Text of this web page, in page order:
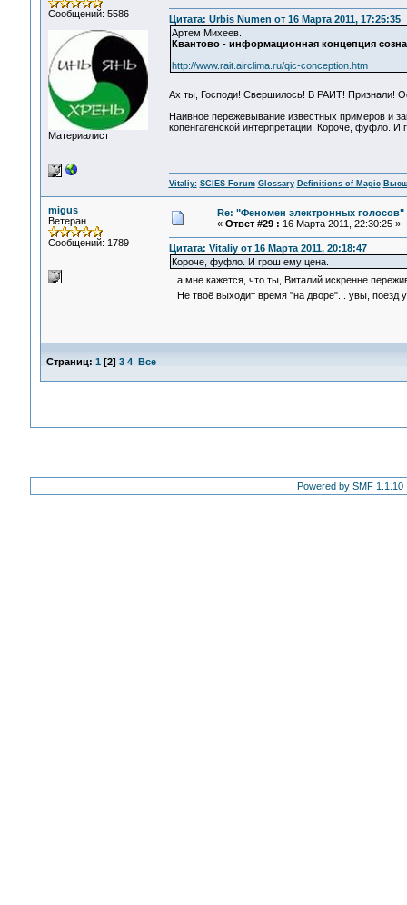
Сообщений: 5586
Материалист
Цитата: Urbis Numen от 16 Марта 2011, 17:25:35
Артем Михеев.
Квантово - информационная концепция
http://www.rait.airclima.ru/qic-conception.htm
Ах ты, Господи! Свершилось! В РАИТ! Признали!
Наивное пережевывание известных примеров и
копенгагенской интерпретации. Короче, фуфло. И
Vitaliy: SCIES Forum Glossary Definitions of Magic
migus
Ветеран
Сообщений: 1789
Re: "Феномен электронных голосов"
« Ответ #29 : 16 Марта 2011, 22:30:25 »
Цитата: Vitaliy от 16 Марта 2011, 20:18:47
Короче, фуфло. И грош ему цена.
...а мне кажется, что ты, Виталий искренне
Не твоё выходит время "на дворе"... увы, поезд
Страниц: 1 [2] 3 4 Все
Powered by SMF 1.1.10